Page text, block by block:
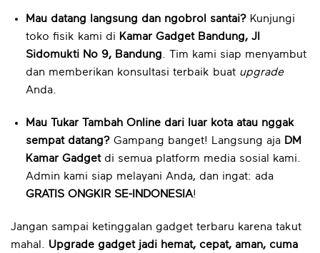
Mau datang langsung dan ngobrol santai?Kunjungi
toko fisik kami di Kamar Gadget Bandung, Jl
Sidomukti No 9, Bandung . Tim kami siap menyambut
dan memberikan konsultasi terbaik buat upgrade
Anda.
Mau Tukar Tambah Online dari luar kota atau nggak
sempat datang?Gampang banget! Langsung aja DM
Kamar Gadgetdi semua platform media sosial kami.
Admin kami siap melayani Anda, dan ingat: ada
GRATIS ONGKIR SE-INDONESIA!
Jangan sampai ketinggalan gadget terbaru karena takut
mahal. Upgrade gadget jadi hemat, cepat, aman, cuma